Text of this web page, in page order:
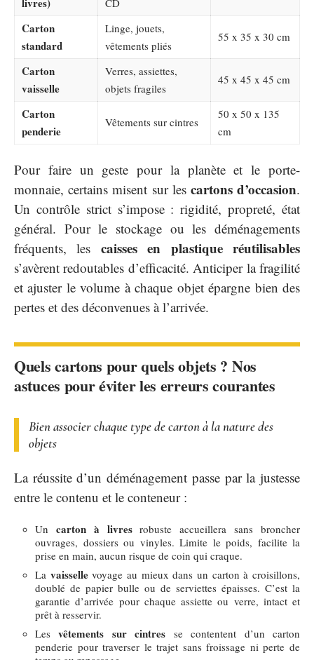
Carton
standard
Linge, jouets,
vêtements pliés
55 x 35 x 30 cm
Carton
vaisselle
Verres, assiettes,
objets fragiles
45 x 45 x 45 cm
Carton
penderie
Vêtements sur cintres
50 x 50 x 135
cm
Pour faire un geste pour la planète et le porte-
monnaie, certains misent sur les cartons d’occasion.
Un contrôle strict s’impose : rigidité, propreté, état
général. Pour le stockage ou les déménagements
fréquents, les caisses en plastique réutilisables
s’avèrent redoutables d’efficacité. Anticiper la fragilité
et ajuster le volume à chaque objet épargne bien des
pertes et des déconvenues à l’arrivée.
Quels cartons pour quels objets ? Nos
astuces pour éviter les erreurs courantes
Bien associer chaque type de carton à la nature des
objets
La réussite d’un déménagement passe par la justesse
entre le contenu et le conteneur :
Un carton à livresrobuste accueillera sans broncher
ouvrages, dossiers ou vinyles. Limite le poids, facilite la
prise en main, aucun risque de coin qui craque.
La vaissellevoyage au mieux dans un carton à croisillons,
doublé de papier bulle ou de serviettes épaisses. C’est la
garantie d’arrivée pour chaque assiette ou verre, intact et
prêt à resservir.
Lesvêtements sur cintres se contentent d’un carton
penderie pour traverser le trajet sans froissage ni perte de